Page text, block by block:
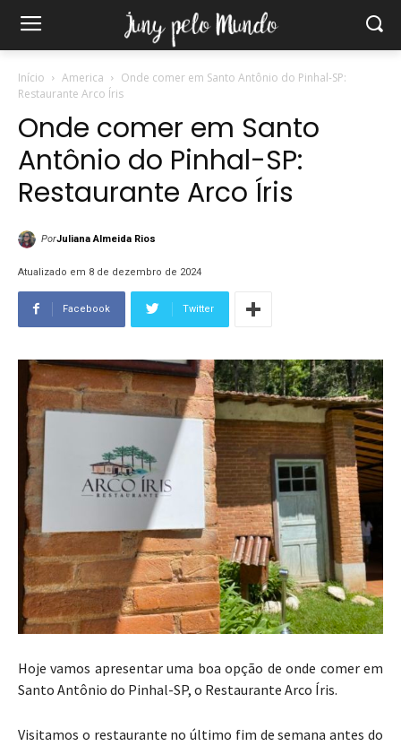
Início America
Onde comer em Santo Antônio do Pinhal-SP:
Restaurante Arco Íris
Onde comer em Santo
Antônio do Pinhal-SP:
Restaurante Arco Íris
PorJuliana Almeida Rios
Atualizado em 8 de dezembro de 2024
Facebook Twitter
Hoje vamos apresentar uma boa opção de onde comer em
Santo Antônio do Pinhal-SP, o Restaurante Arco Íris.
Visitamos o restaurante no último fim de semana antes do